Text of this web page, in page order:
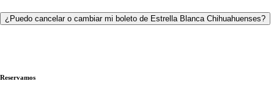
¿Puedo cancelar o cambiar mi boleto de Estrella Blanca Chihuahuenses?
Reservamos